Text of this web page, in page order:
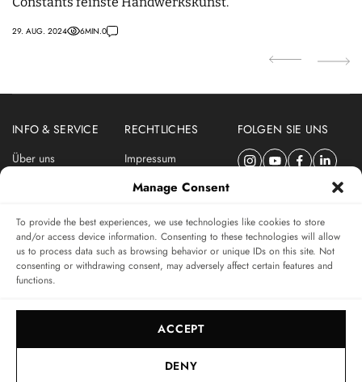
Manage Consent
To provide the best experiences, we use technologies like cookies to store
and/or access device information. Consenting to these technologies will allow
us to process data such as browsing behavior or unique IDs on this site. Not
consenting or withdrawing consent, may adversely affect certain features and
functions.
ACCEPT
DENY
29. AUG. 2024 6MIN.0
INFO & SERVICE
Über uns
RECHTLICHES
Impressum
Datenschutzerklärung
FOLGEN SIE UNS
ABONNIEREN SIE DEN SWISSWATCHES NEWSLETTER
Das unabhängige Magazin für Uhren-Connaisseurs
SUBSCRIBE